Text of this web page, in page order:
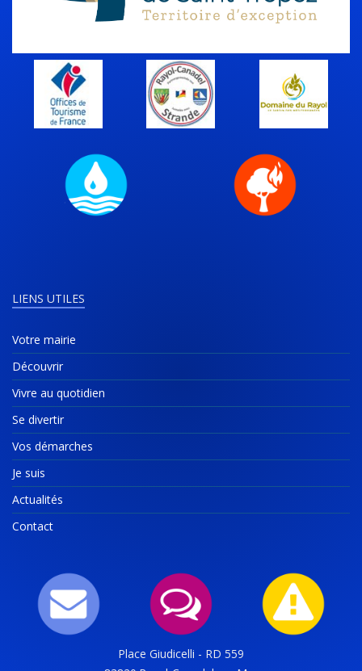
LIENS UTILES
Votre mairie
Découvrir
Vivre au quotidien
Se divertir
Vos démarches
Je suis
Actualités
Contact
Place Giudicelli - RD 559